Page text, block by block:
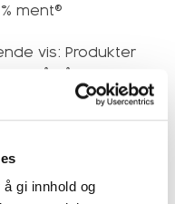
gi innhold og
ment®
vis: Produkter
på Fåberg blir
i nye produkter.
i Portugal